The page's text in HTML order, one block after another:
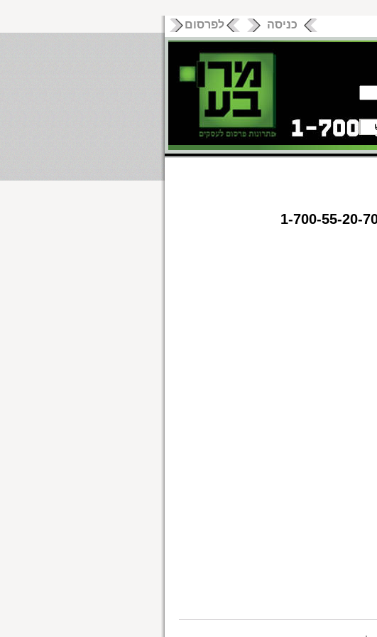
לפרסום כניסה